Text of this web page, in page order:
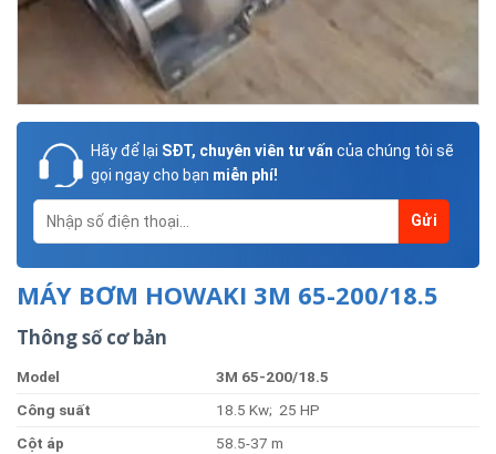
Hãy để lại SĐT, chuyên viên tư vấn của chúng tôi sẽ
gọi ngay cho bạn miễn phí!
MÁY BƠM HOWAKI 3M 65-200/18.5
Thông số cơ bản
Model 3M 65-200/18.5
Công suất
18.5 Kw; 25 HP
Cột áp
58.5-37 m